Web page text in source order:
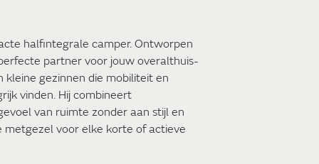
halfintegrale camper. Ontworpen
partner voor jouw overalthuis-
kleine gezinnen die mobiliteit en
vinden. Hij combineert
van ruimte zonder aan stijl en
voor elke korte of actieve